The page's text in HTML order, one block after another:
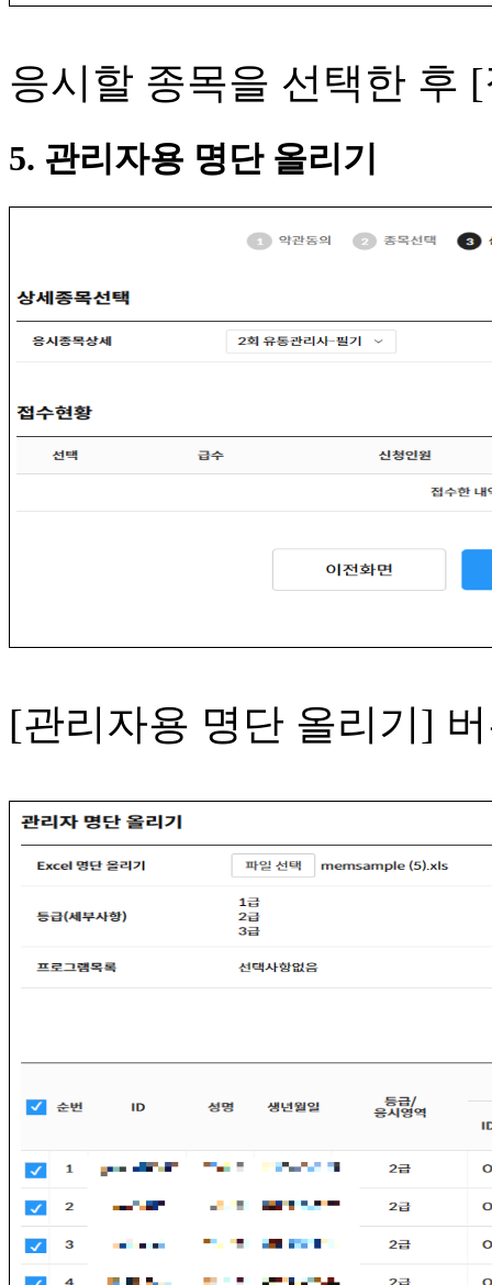
응시할 종목을 선택한 후
5. 관리자용 명단 올리기
[관리자용 명단 올리기]